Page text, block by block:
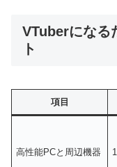
VTuberになる
ト
項目
高性能PCと周辺機器